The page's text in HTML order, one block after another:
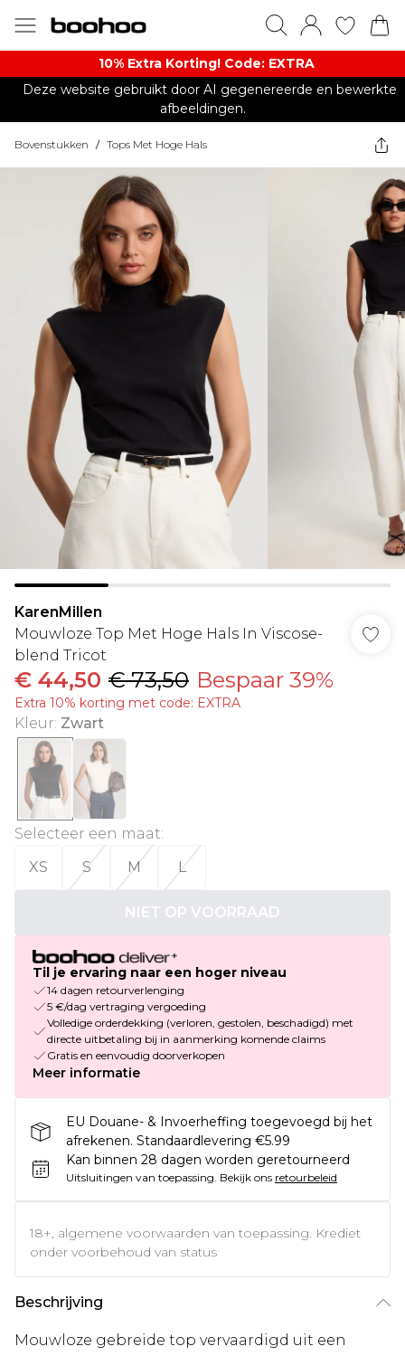
10% Extra Korting! Code: EXTRA​
Deze website gebruikt door AI gegenereerde en bewerkte
afbeeldingen.
Bovenstukken / Tops Met Hoge Hals
KarenMillen
Mouwloze Top Met Hoge Hals In Viscose-
blend Tricot
€ 44,50 € 73,50 Bespaar 39%
Extra 10% korting met code: EXTRA
Kleur: Zwart
Selecteer een maat:
XS
S M L
NIET OP VOORRAAD
Til je ervaring naar een hoger niveau
14 dagen retourverlenging
5 €/dag vertraging vergoeding
Volledige orderdekking (verloren, gestolen, beschadigd) met
directe uitbetaling bij in aanmerking komende claims
Gratis en eenvoudig doorverkopen
Meer informatie
EU Douane- & Invoerheffing toegevoegd bij het
afrekenen. Standaardlevering €5.99
Kan binnen 28 dagen worden geretourneerd
Uitsluitingen van toepassing. Bekijk ons retourbeleid
18+, algemene voorwaarden van toepassing. Krediet
onder voorbehoud van status
Beschrijving
Mouwloze gebreide top vervaardigd uit een